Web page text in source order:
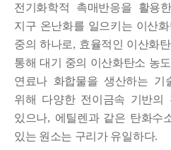
전기화학적 촉매반응을 활용
지구 온난화를 일으키는 이산
중의 하나로, 효율적인 이산화
통해 대기 중의 이산화탄소 농
연료나 화합물을 생산하는 기
위해 다양한 전이금속 기반의
있으나, 에틸렌과 같은 탄화수
있는 원소는 구리가 유일하다.